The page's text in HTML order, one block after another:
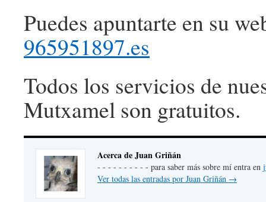
Puedes apuntarte en su
965951897.es
Todos los servicios de
Mutxamel son gratuitos.
Acerca de Juan Griñán
- - - - - - - - - - para saber más sobre mí entra en
Ver todas las entradas por Juan Griñán →